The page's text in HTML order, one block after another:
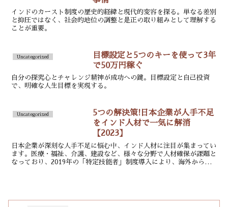
インドのカースト制度の歴史的経緯と現代的変容を探る。単なる差別
と抑圧ではなく、社会的地位の調整と是正の取り組みとして理解する
ことが重要。
Uncategorized
目標設定と5つのキーを使って3年
で50万円稼ぐ
自分の探究心とチャレンジ精神が成功への鍵。目標設定と自己投資
で、明確な人生目標を実現する。
Uncategorized
5つの解決策!日本企業が人手不足
をインド人材で一気に解消
【2023】
日本企業が深刻な人手不足に悩む中、インド人材に注目が集まってい
ます。医療・福祉、介護、建設など、様々な分野で人材確保が課題と
なっており、2019年の「特定技能者」制度導入により、海外からの